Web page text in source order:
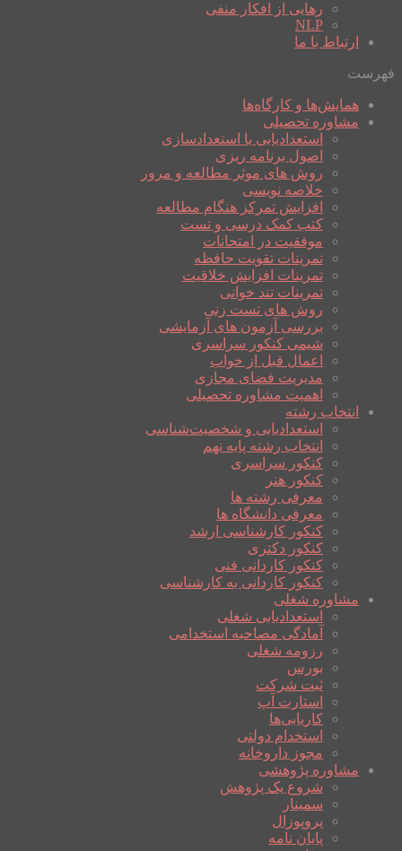
رهایی از افکار منفی
NLP
ارتباط با ما
فهرست
همایش‌ها و کارگاه‌ها
مشاوره تحصیلی
استعدادیابی یا استعدادسازی
اصول برنامه ریزی
روش های موثر مطالعه و مرور
خلاصه نویسی
افزایش تمرکز هنگام مطالعه
کتب کمک درسی و تست
موفقیت در امتحانات
تمرینات تقویت حافظه
تمرینات افزایش خلاقیت
تمرینات تند خوانی
روش های تست زنی
بررسی آزمون های آزمایشی
شیمی کنکور سراسری
اعمال قبل از خواب
مدیریت فضای مجازی
اهمیت مشاوره تحصیلی
انتخاب رشته
استعدادیابی و شخصیت‌شناسی
انتخاب رشته پایه نهم
کنکور سراسری
کنکور هنر
معرفی رشته ها
معرفی دانشگاه ها
کنکور کارشناسی ارشد
کنکور دکتری
کنکور کاردانی فنی
کنکور کاردانی به کارشناسی
مشاوره شغلی
استعدادیابی شغلی
آمادگی مصاحبه استخدامی
رزومه شغلی
بورس
ثبت شرکت
استارت آپ
کاریابی‌ها
استخدام دولتی
مجوز داروخانه
مشاوره پژوهشی
شروع یک پژوهش
سمینار
پروپوزال
پایان نامه